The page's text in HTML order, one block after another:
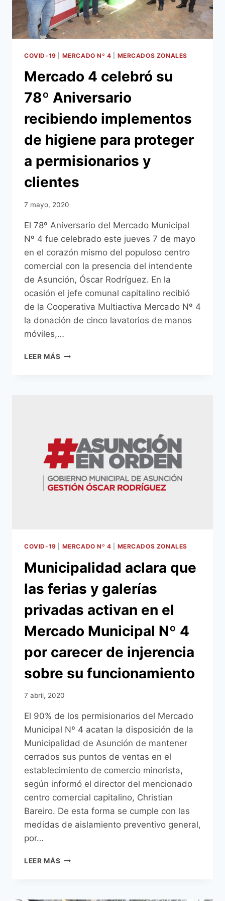
DE
ELABORACIÓN
COVID-19 MERCADO Nº 4 MERCADOS ZONALES
Mercado 4 celebró su
78º Aniversario
recibiendo implementos
de higiene para proteger
a permisionarios y
clientes
7 mayo, 2020
El 78º Aniversario del Mercado Municipal
Nº 4 fue celebrado este jueves 7 de mayo
en el corazón mismo del populoso centro
comercial con la presencia del intendente
de Asunción, Óscar Rodríguez. En la
ocasión el jefe comunal capitalino recibió
de la Cooperativa Multiactiva Mercado Nº 4
la donación de cinco lavatorios de manos
móviles,…
LEER MÁS MERCADO
DE
HIGIENE
PROTEGER
A
PERMISIONARIOS
COVID-19 MERCADO Nº 4 MERCADOS ZONALES
Municipalidad aclara que
las ferias y galerías
privadas activan en el
Mercado Municipal Nº 4
por carecer de injerencia
sobre su funcionamiento
7 abril, 2020
El 90% de los permisionarios del Mercado
Municipal Nº 4 acatan la disposición de la
Municipalidad de Asunción de mantener
cerrados sus puntos de ventas en el
establecimiento de comercio minorista,
según informó el director del mencionado
centro comercial capitalino, Christian
Bareiro. De esta forma se cumple con las
medidas de aislamiento preventivo general,
por…
LEER MÁS MUNICIPALIDAD